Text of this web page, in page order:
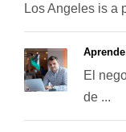
Los Angeles is a
El
de ...